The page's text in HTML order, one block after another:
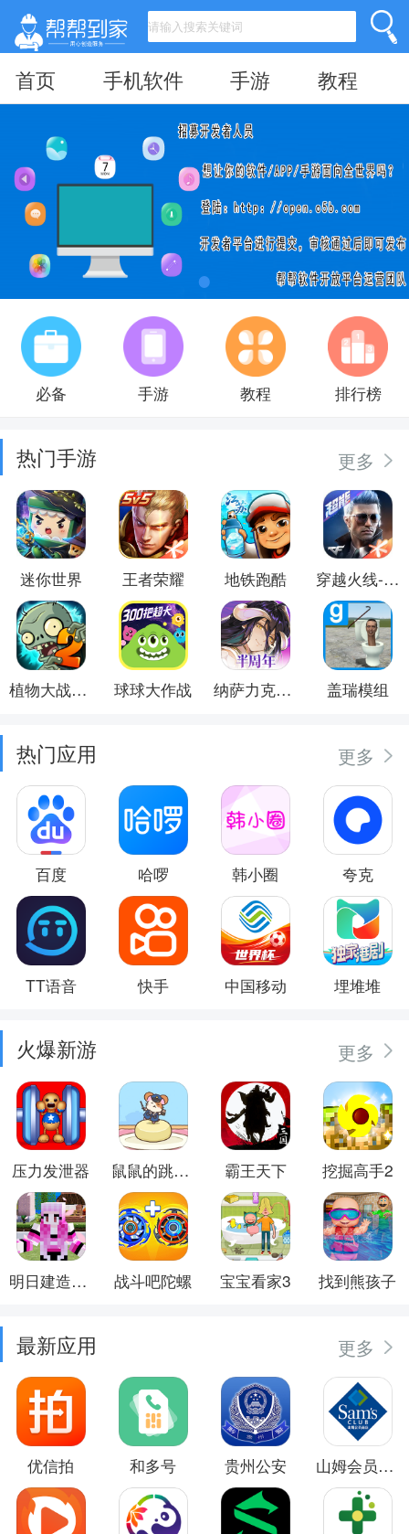
首页 手机软件 手游 教程
必备 手游 教程 排行榜
热门手游 更多
迷你世界 王者荣耀 地铁跑酷 穿越火线-枪战王者
植物大战僵尸2 球球大作战 纳萨力克之王 盖瑞模组
热门应用 更多
百度 哈啰 韩小圈 夸克
TT语音 快手 中国移动 埋堆堆
火爆新游 更多
压力发泄器 鼠鼠的跳跃冒险 霸王天下 挖掘高手2
明日建造大师 战斗吧陀螺 宝宝看家3 找到熊孩子
最新应用 更多
优信拍 和多号 贵州公安 山姆会员商店